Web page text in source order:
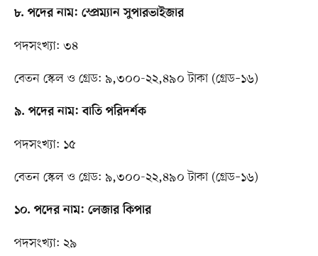
৮. পদের নাম: স্প্রেম্যান সুপারভাইজার
পদসংখ্যা: ৩৪
বেতন স্কেল ও গ্রেড: ৯,৩০০-২২,৪৯০ টাকা (গ্রেড–১৬)
৯. পদের নাম: বাতি পরিদর্শক
পদসংখ্যা: ১৫
বেতন স্কেল ও গ্রেড: ৯,৩০০-২২,৪৯০ টাকা (গ্রেড–১৬)
১০. পদের নাম: লেজার কিপার
পদসংখ্যা: ২৯